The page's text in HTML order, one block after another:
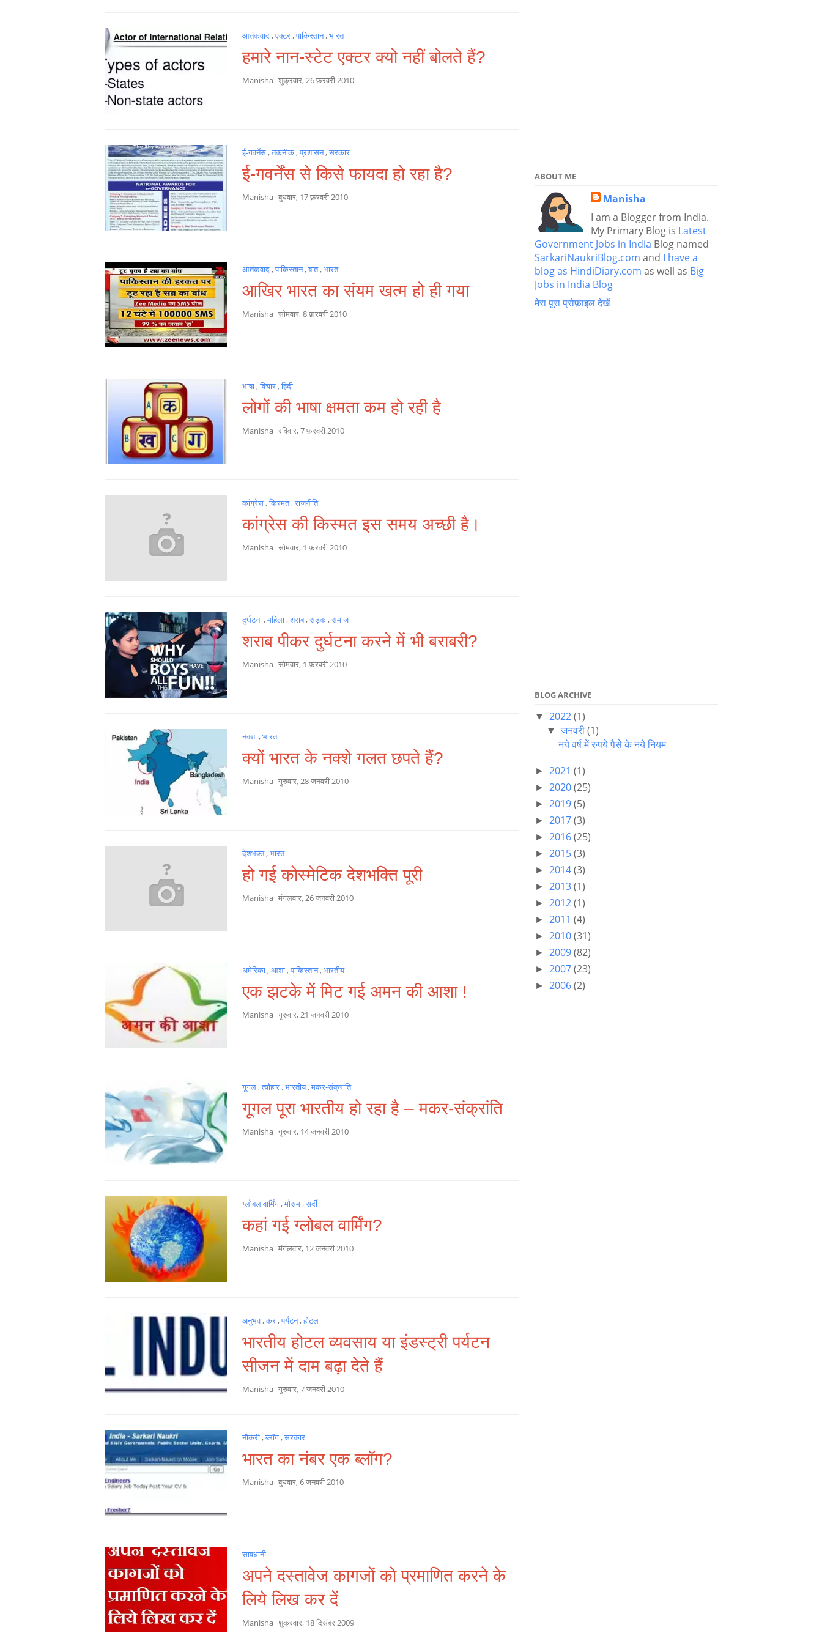
आतंकवाद,एक्टर,पाकिस्तान,भारत
हमारे नान-स्टेट एक्टर क्यो नहीं बोलते हैं?
Manisha शुक्रवार, 26 फ़रवरी 2010
ई-गवर्नेंस,तकनीक,प्रशासन,सरकार
ई-गवर्नेंस से किसे फायदा हो रहा है?
Manisha बुधवार, 17 फ़रवरी 2010
आतंकवाद,पाकिस्तान,बात,भारत
आखिर भारत का संयम खत्म हो ही गया
Manisha सोमवार, 8 फ़रवरी 2010
भाषा,विचार,हिंदी
लोगों की भाषा क्षमता कम हो रही है
Manisha रविवार, 7 फ़रवरी 2010
कांग्रेस,किस्मत,राजनीति
कांग्रेस की किस्मत इस समय अच्छी है।
Manisha सोमवार, 1 फ़रवरी 2010
दुर्घटना,महिला,शराब,सड़क,समाज
शराब पीकर दुर्घटना करने में भी बराबरी?
Manisha सोमवार, 1 फ़रवरी 2010
नक्शा,भारत
क्यों भारत के नक्शे गलत छपते हैं?
Manisha गुरुवार, 28 जनवरी 2010
देशभक्त,भारत
हो गई कोस्मेटिक देशभक्ति पूरी
Manisha मंगलवार, 26 जनवरी 2010
अमेरिका,आशा,पाकिस्तान,भारतीय
एक झटके में मिट गई अमन की आशा !
Manisha गुरुवार, 21 जनवरी 2010
गूगल,त्यौहार,भारतीय,मकर-संक्रांति
गूगल पूरा भारतीय हो रहा है – मकर-संक्रांति
Manisha गुरुवार, 14 जनवरी 2010
ग्लोबल वार्मिंग,मौसम,सर्दी
कहां गई ग्लोबल वार्मिंग?
Manisha मंगलवार, 12 जनवरी 2010
अनुभव,कर,पर्यटन,होटल
भारतीय होटल व्यवसाय या इंडस्ट्री पर्यटन
सीजन में दाम बढ़ा देते हैं
Manisha गुरुवार, 7 जनवरी 2010
नौकरी,ब्लॉग,सरकार
भारत का नंबर एक ब्लॉग?
Manisha बुधवार, 6 जनवरी 2010
सावधानी
अपने दस्तावेज कागजों को प्रमाणित करने के
लिये लिख कर दें
Manisha शुक्रवार, 18 दिसंबर 2009
ABOUT ME
Manisha
I am a Blogger from India.
My Primary Blog is Latest
Government Jobs in India Blog named
SarkariNaukriBlog.com and I have a
blog as HindiDiary.com as well as Big
Jobs in India Blog
मेरा पूरा प्रोफ़ाइल देखें
BLOG ARCHIVE
▼ 2022(1)
▼जनवरी(1)
नये वर्ष में रुपये पैसे के नये नियम
► 2021 (1)
► 2020(25)
► 2019(5)
► 2017(3)
► 2016(25)
► 2015(3)
► 2014(3)
► 2013(1)
► 2012(1)
► 2011 (4)
► 2010(31)
► 2009(82)
► 2007(23)
► 2006(2)